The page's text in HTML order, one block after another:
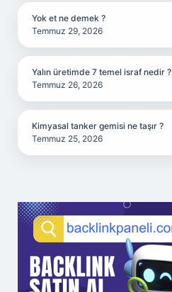
Yok et ne demek ?
Temmuz 29, 2026
Yalın üretimde 7 temel israf nedir ?
Temmuz 26, 2026
Kimyasal tanker gemisi ne taşır ?
Temmuz 25, 2026